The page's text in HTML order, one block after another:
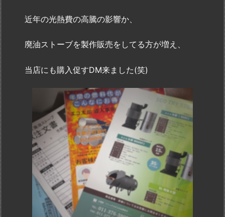
近年の光熱費の高騰の影響か、
廃油ストーブを製作販売をしてる方が増え、
当店にも購入促すDM来ました(笑)